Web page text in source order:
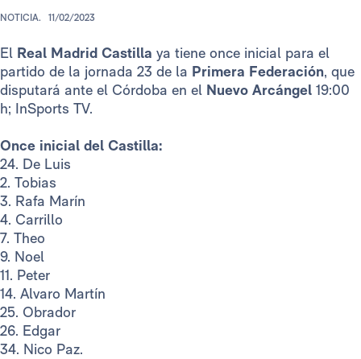
NOTICIA. 11/02/2023
El Real Madrid Castilla ya tiene once inicial para el
partido de la jornada 23 de la Primera Federación, que
disputará ante el Córdoba en el Nuevo Arcángel 19:00
h; InSports TV.
Once inicial del Castilla:
24. De Luis
2. Tobias
3. Rafa Marín
4. Carrillo
7. Theo
9. Noel
11. Peter
14. Alvaro Martín
25. Obrador
26. Edgar
34. Nico Paz.